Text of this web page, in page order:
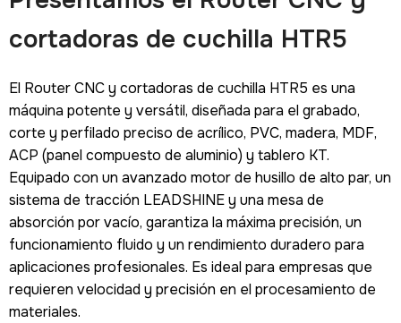
cortadoras de cuchilla HTR5
El Router CNC y cortadoras de cuchilla HTR5 es una
máquina potente y versátil, diseñada para el grabado,
corte y perfilado preciso de acrílico, PVC, madera, MDF,
ACP (panel compuesto de aluminio) y tablero KT.
Equipado con un avanzado motor de husillo de alto par, un
sistema de tracción LEADSHINE y una mesa de
absorción por vacío, garantiza la máxima precisión, un
funcionamiento fluido y un rendimiento duradero para
aplicaciones profesionales. Es ideal para empresas que
requieren velocidad y precisión en el procesamiento de
materiales.